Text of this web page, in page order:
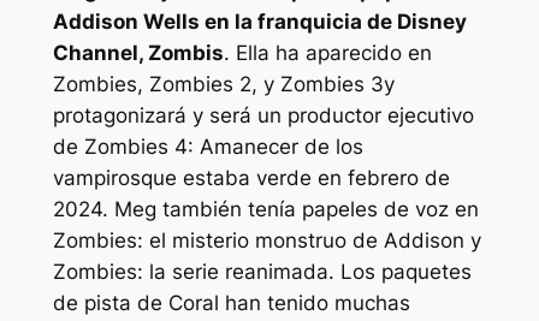
Addison Wells en la franquicia de Disney
Channel, Zombis. Ella ha aparecido en
Zombies, Zombies 2, yZombies 3y
protagonizará y será un productor ejecutivo
de Zombies 4: Amanecer de los
vampirosque estaba verde en febrero de
2024. Meg también tenía papeles de voz en
Zombies: el misterio monstruo de Addison y
Zombies: la serie reanimada. Los paquetes
de pista de Coral han tenido muchas